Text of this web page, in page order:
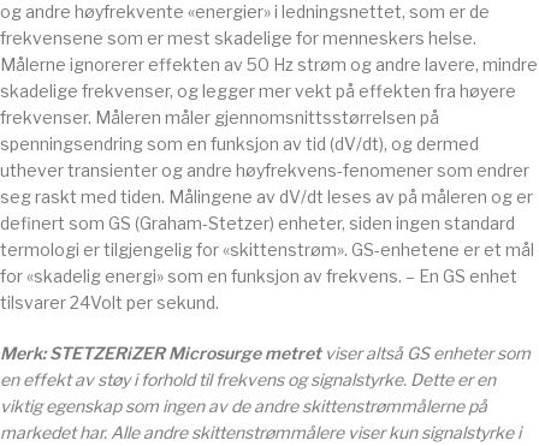
og andre høyfrekvente «energier» i ledningsnettet, som er de
frekvensene som er mest skadelige for menneskers helse.
Målerne ignorerer effekten av 50 Hz strøm og andre lavere, mindre
skadelige frekvenser, og legger mer vekt på effekten fra høyere
frekvenser. Måleren måler gjennomsnittsstørrelsen på
spenningsendring som en funksjon av tid (dV/dt), og dermed
uthever transienter og andre høyfrekvens-fenomener som endrer
seg raskt med tiden. Målingene av dV/dt leses av på måleren og er
definert som GS (Graham-Stetzer) enheter, siden ingen standard
termologi er tilgjengelig for «skittenstrøm». GS-enhetene er et mål
for «skadelig energi» som en funksjon av frekvens. – En GS enhet
tilsvarer 24Volt per sekund.
Merk: STETZERiZER Microsurge metret viser altså GS enheter som
en effekt av støy i forhold til frekvens og signalstyrke. Dette er en
viktig egenskap som ingen av de andre skittenstrømmålerne på
markedet har. Alle andre skittenstrømmålere viser kun signalstyrke i